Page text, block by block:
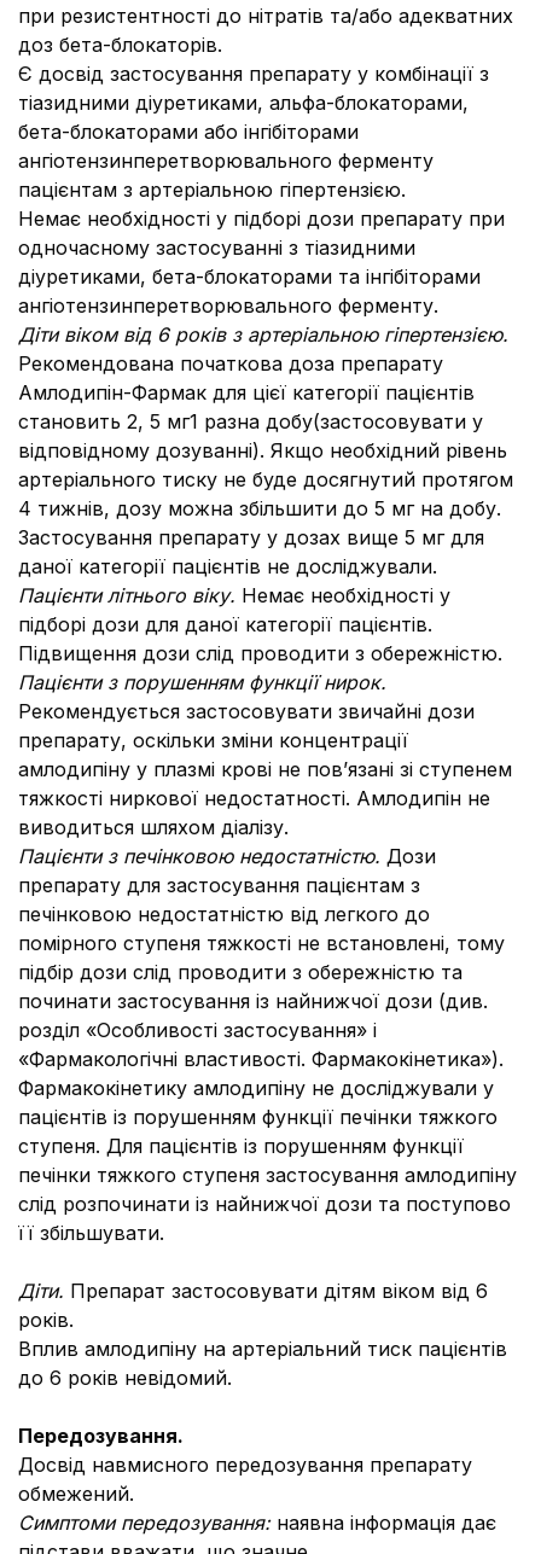
при резистентності до нітратів та/або адекватних
доз бета-блокаторів.
Є досвід застосування препарату у комбінації з
тіазидними діуретиками, альфа-блокаторами,
бета-блокаторами або інгібіторами
ангіотензинперетворювального ферменту
пацієнтам з артеріальною гіпертензією.
Немає необхідності у підборі дози препарату при
одночасному застосуванні з тіазидними
діуретиками, бета-блокаторами та інгібіторами
ангіотензинперетворювального ферменту.
Діти віком від 6 років з артеріальною гіпертензією.
Рекомендована початкова доза препарату
Амлодипін-Фармак для цієї категорії пацієнтів
становить 2, 5 мг1 разна добу(застосовувати у
відповідному дозуванні). Якщо необхідний рівень
артеріального тиску не буде досягнутий протягом
4 тижнів, дозу можна збільшити до 5 мг на добу.
Застосування препарату у дозах вище 5 мг для
даної категорії пацієнтів не досліджували.
Пацієнти літнього віку. Немає необхідності у
підборі дози для даної категорії пацієнтів.
Підвищення дози слід проводити з обережністю.
Пацієнти з порушенням функції нирок.
Рекомендується застосовувати звичайні дози
препарату, оскільки зміни концентрації
амлодипіну у плазмі крові не пов’язані зі ступенем
тяжкості ниркової недостатності. Амлодипін не
виводиться шляхом діалізу.
Пацієнти з печінковою недостатністю. Дози
препарату для застосування пацієнтам з
печінковою недостатністю від легкого до
помірного ступеня тяжкості не встановлені, тому
підбір дози слід проводити з обережністю та
починати застосування із найнижчої дози (див.
розділ «Особливості застосування» і
«Фармакологічні властивості. Фармакокінетика»).
Фармакокінетику амлодипіну не досліджували у
пацієнтів із порушенням функції печінки тяжкого
ступеня. Для пацієнтів із порушенням функції
печінки тяжкого ступеня застосування амлодипіну
слід розпочинати із найнижчої дози та поступово
її збільшувати.
Діти. Препарат застосовувати дітям віком від 6
років.
Вплив амлодипіну на артеріальний тиск пацієнтів
до 6 років невідомий.
Передозування.
Досвід навмисного передозування препарату
обмежений.
Симптоми передозування: наявна інформація дає